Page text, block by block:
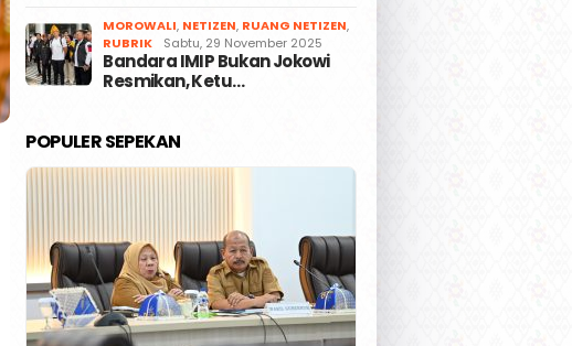
MOROWALI, NETIZEN, RUANG NETIZEN,
RUBRIK
Sabtu, 29 November 2025
Bandara IMIP Bukan Jokowi
Resmikan, Ketu…
POPULER SEPEKAN